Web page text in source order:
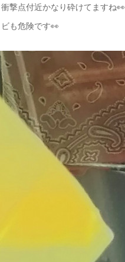
撃点付近かなり砕けてますね👀
も危険です👀